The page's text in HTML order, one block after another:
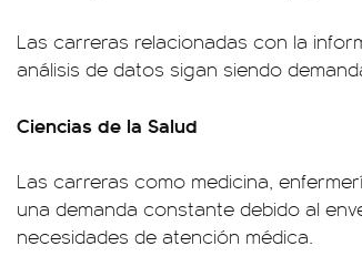
Las carreras relacionadas con la
análisis de datos sigan siendo
Ciencias de la Salud
Las carreras como medicina,
una demanda constante debido al
necesidades de atención médica.